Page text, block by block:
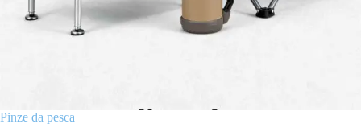
Pinze da pesca